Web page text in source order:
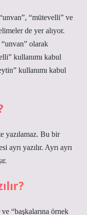
“mütevelli” ve
de yer alıyor.
olarak
kullanımı kabul
kullanımı kabul
yazılamaz. Bu bir
ayrı yazılır. Ayrı ayrı
“başkalarına örnek